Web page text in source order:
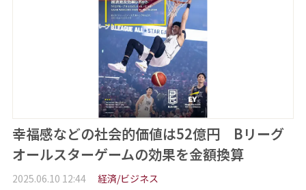
幸福感などの社会的価値は52億円 Bリーグ
オールスターゲームの効果を金額換算
2025.06.10 12:44 経済/ビジネス